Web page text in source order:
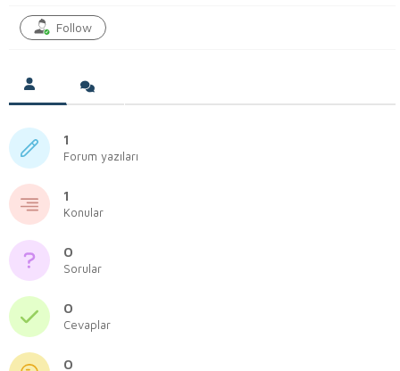
Follow
1
Forum yazıları
1
Konular
0
Sorular
0
Cevaplar
0